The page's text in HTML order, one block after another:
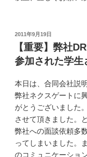
投
日:
2011年9月19日
【重要】弊社
参加された学生
本日は、合同会社説
弊社ネクスゲートに
がとうございました
させて頂きました。
弊社への面談依頼多
ってしまいました。
のコミュニケーショ